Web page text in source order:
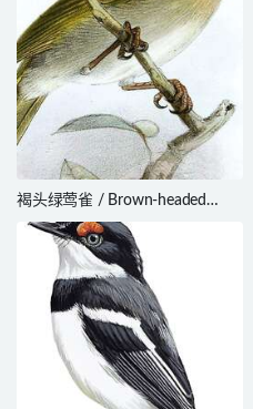
褐头绿莺雀 / Brown-headed
Greenlet / Hylophilus brunneiceps